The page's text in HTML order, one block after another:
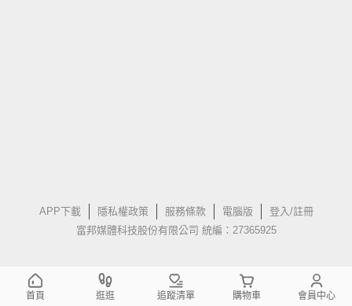
APP下載 隱私權政策 服務條款 電腦版
登入/註冊
富邦媒體科技股份有限公司 統編：27365925
首頁 逛逛 追蹤清單 購物車 會員中心